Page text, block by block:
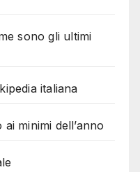
sono gli ultimi
italiana
minimi dell’anno